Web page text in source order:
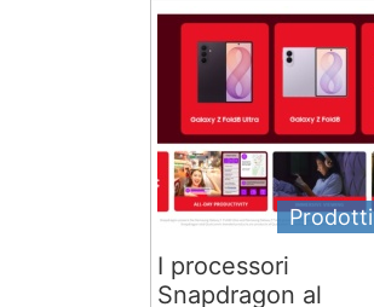
Prodotti
I processori
Snapdragon al